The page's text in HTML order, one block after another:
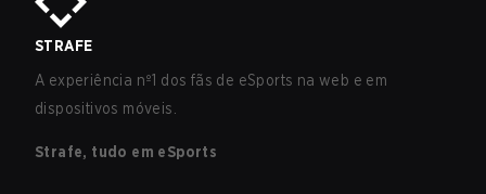
STRAFE
A experiência nº1 dos fãs de eSports na web e em
dispositivos móveis.
Strafe, tudo em eSports